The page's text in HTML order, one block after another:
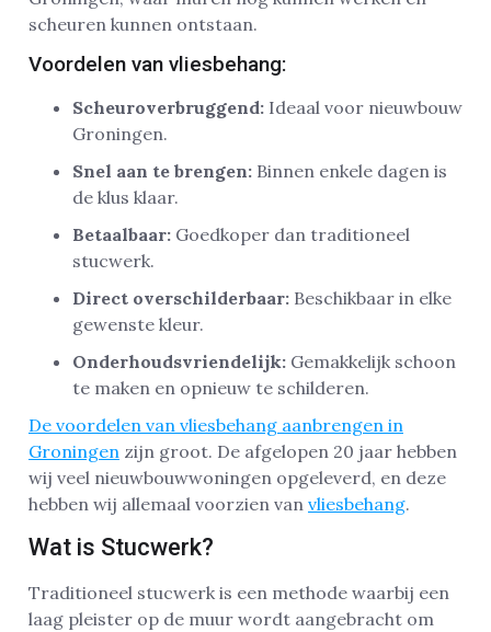
scheuren kunnen ontstaan.
Voordelen van vliesbehang:
Scheuroverbruggend: Ideaal voor nieuwbouw
Groningen.
Snel aan te brengen: Binnen enkele dagen is
de klus klaar.
Betaalbaar: Goedkoper dan traditioneel
stucwerk.
Direct overschilderbaar: Beschikbaar in elke
gewenste kleur.
Onderhoudsvriendelijk: Gemakkelijk schoon
te maken en opnieuw te schilderen.
De voordelen van vliesbehang aanbrengen in
Groningen zijn groot. De afgelopen 20 jaar hebben
wij veel nieuwbouwwoningen opgeleverd, en deze
hebben wij allemaal voorzien van vliesbehang.
Wat is Stucwerk?
Traditioneel stucwerk is een methode waarbij een
laag pleister op de muur wordt aangebracht om